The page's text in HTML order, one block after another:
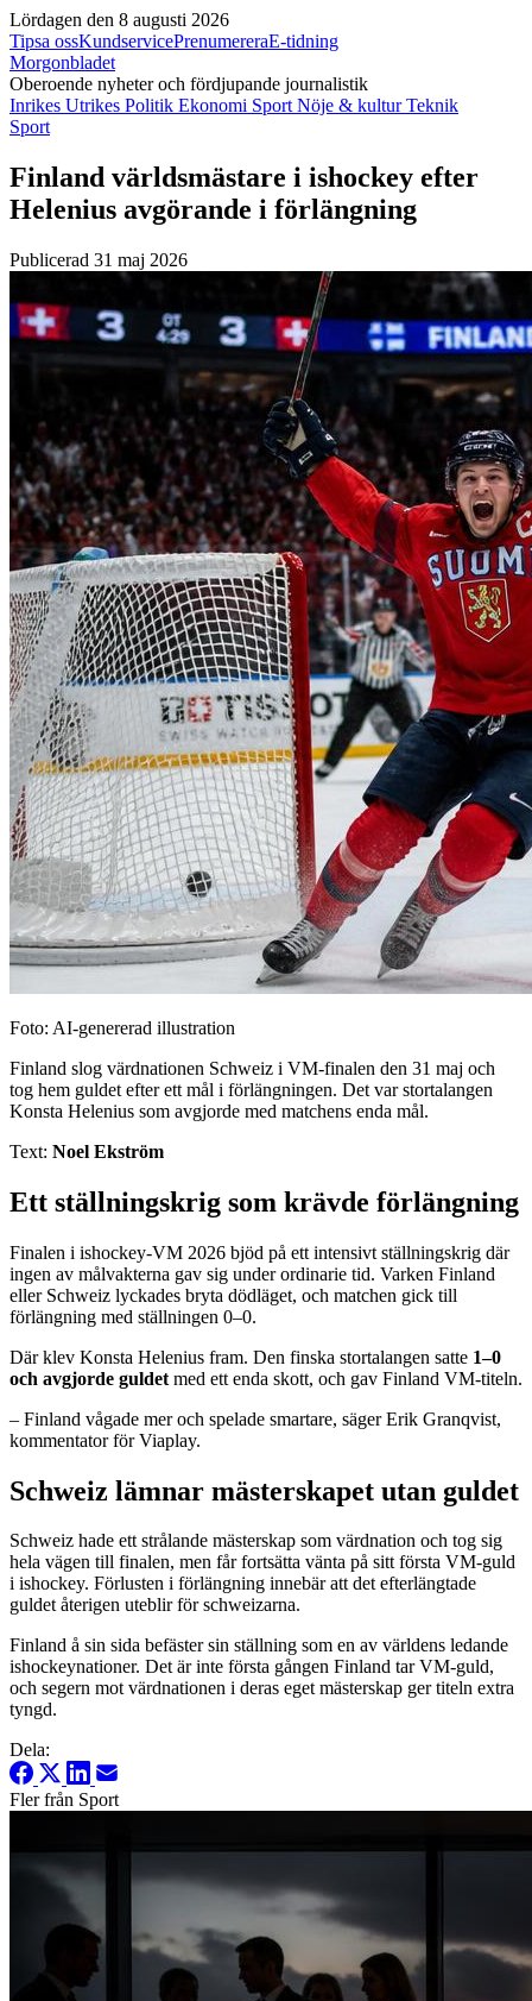
Lördagen den 8 augusti 2026
Tipsa ossKundservicePrenumereraE-tidning
Morgonbladet
Oberoende nyheter och fördjupande journalistik
Inrikes Utrikes Politik Ekonomi Sport Nöje & kulturTeknik
Sport
Finland världsmästare i ishockey efter
Helenius avgörande i förlängning
Publicerad 31 maj 2026
Foto: AI-genererad illustration
Finland slog värdnationen Schweiz i VM-finalen den 31 maj och
tog hem guldet efter ett mål i förlängningen. Det var stortalangen
Konsta Helenius som avgjorde med matchens enda mål.
Text: Noel Ekström
Ett ställningskrig som krävde förlängning
Finalen i ishockey-VM 2026 bjöd på ett intensivt ställningskrig där
ingen av målvakterna gav sig under ordinarie tid. Varken Finland
eller Schweiz lyckades bryta dödläget, och matchen gick till
förlängning med ställningen 0–0.
Där klev Konsta Helenius fram. Den finska stortalangen satte 1–0
och avgjorde guldet med ett enda skott, och gav Finland VM-titeln.
– Finland vågade mer och spelade smartare, säger Erik Granqvist,
kommentator för Viaplay.
Schweiz lämnar mästerskapet utan guldet
Schweiz hade ett strålande mästerskap som värdnation och tog sig
hela vägen till finalen, men får fortsätta vänta på sitt första VM-guld
i ishockey. Förlusten i förlängning innebär att det efterlängtade
guldet återigen uteblir för schweizarna.
Finland å sin sida befäster sin ställning som en av världens ledande
ishockeynationer. Det är inte första gången Finland tar VM-guld,
och segern mot värdnationen i deras eget mästerskap ger titeln extra
tyngd.
Dela:
Fler från Sport